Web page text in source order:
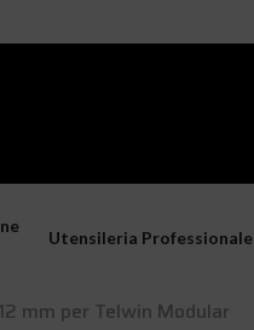
Utensileria Professionale
mm per Telwin Modular